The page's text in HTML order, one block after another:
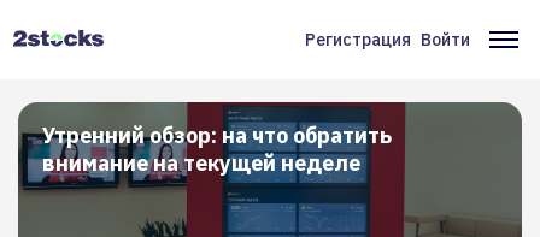
Меню
учётной
записи
пользователя
Регистрация Войти
Утренний обзор: на что обратить
внимание на текущей неделе